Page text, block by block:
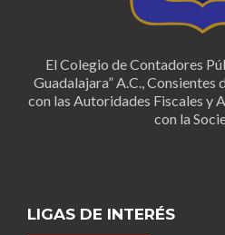
El Colegio de Contadores
Guadalajara” A.C.,
con las Autoridades Fiscales y
con la
LIGAS DE INTERÉS